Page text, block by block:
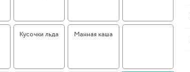
Кусочки льда Манная каша